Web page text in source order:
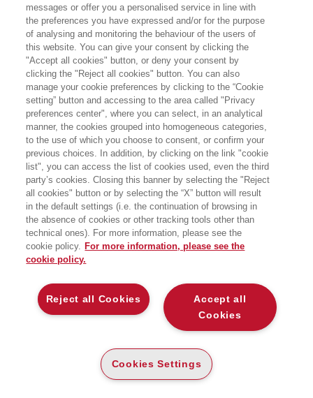
Nel libro, “L’alfabeto della sostenibilità”, il
sociologo Francesco Morace e la giornalista
Marzia Tomasin raccontano la “partita a
scacchi” che 26 imprese illuminate stanno
giocando contro le crisi del nostro tempo. La
posta in gioco? Il futuro del pianeta e di chi lo
abita.
La sostenibilità ? È una partita a scacchi. In cui i pedoni – noi
cittadini – giocano un ruolo fondamentale al fianco di istituzioni,
aziende
protagoniste di una scacchiera in subbuglio tra le
crisiche agitano il nostro tempo. Nel saggio
alfabetodella sostenibilità ”, il sociologoFrancesco
e la giornalistaMarzia Tomasinci raccontano “26
” grazie ad altrettante storie di
strada che sia in grado di “
” il futuro del nostro Pianeta.
Solo trent’anni fa la sostenibilità si sovrapponeva
messages or offer you a personalised service in line with
the preferences you have expressed and/or for the purpose
of analysing and monitoring the behaviour of the users of
this website. You can give your consent by clicking the
"Accept all cookies" button, or deny your consent by
clicking the "Reject all cookies" button. You can also
manage your cookie preferences by clicking to the “Cookie
setting” button and accessing to the area called "Privacy
preferences center", where you can select, in an analytical
manner, the cookies grouped into homogeneous categories,
to the use of which you choose to consent, or confirm your
previous choices. In addition, by clicking on the link "cookie
list", you can access the list of cookies used, even the third
party’s cookies. Closing this banner by selecting the "Reject
all cookies" button or by selecting the “X” button will result
in the default settings (i.e. the continuation of browsing in
the absence of cookies or other tracking tools other than
technical ones). For more information, please see the
cookie policy. For more information, please see the
cookie policy.
Accept all
Cookies
Reject all Cookies
Cookies Settings